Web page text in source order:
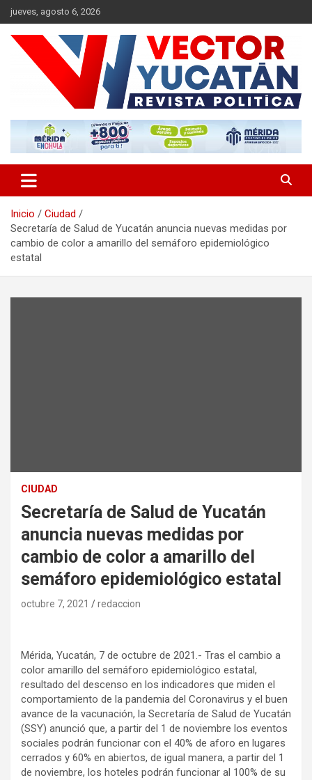
Saltar
al
contenido
jueves, agosto 6, 2026
Vector Yucatán
Inicio
Ciudad
Secretaría de Salud de Yucatán anuncia nuevas medidas por
cambio de color a amarillo del semáforo epidemiológico
estatal
CIUDAD
Secretaría de Salud de Yucatán
anuncia nuevas medidas por
cambio de color a amarillo del
semáforo epidemiológico estatal
octubre 7, 2021 redaccion
Mérida, Yucatán, 7 de octubre de 2021.- Tras el cambio a
color amarillo del semáforo epidemiológico estatal,
resultado del descenso en los indicadores que miden el
comportamiento de la pandemia del Coronavirus y el buen
avance de la vacunación, la Secretaría de Salud de Yucatán
(SSY) anunció que, a partir del 1 de noviembre los eventos
sociales podrán funcionar con el 40% de aforo en lugares
cerrados y 60% en abiertos, de igual manera, a partir del 1
de noviembre, los hoteles podrán funcionar al 100% de su